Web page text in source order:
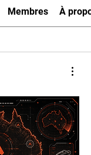
Membres À